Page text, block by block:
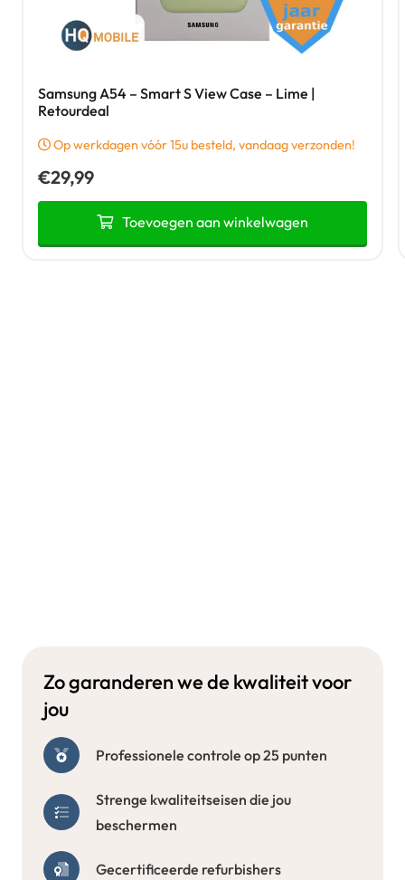
Samsung A54 – Smart S View Case – Lime |
Retourdeal
Op werkdagen vóór 15u besteld, vandaag verzonden!
€29,99
Toevoegen aan winkelwagen
Zo garanderen we de kwaliteit voor
jou
Professionele controle op 25 punten
Strenge kwaliteitseisen die jou
beschermen
Gecertificeerde refurbishers